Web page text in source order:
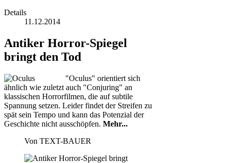
Details
11.12.2014
Antiker Horror-Spiegel
bringt den Tod
"Oculus" orientiert sich
ähnlich wie zuletzt auch "Conjuring" an
klassischen Horrorfilmen, die auf subtile
Spannung setzen. Leider findet der Streifen zu
spät sein Tempo und kann das Potenzial der
Geschichte nicht ausschöpfen. Mehr...
Von TEXT-BAUER